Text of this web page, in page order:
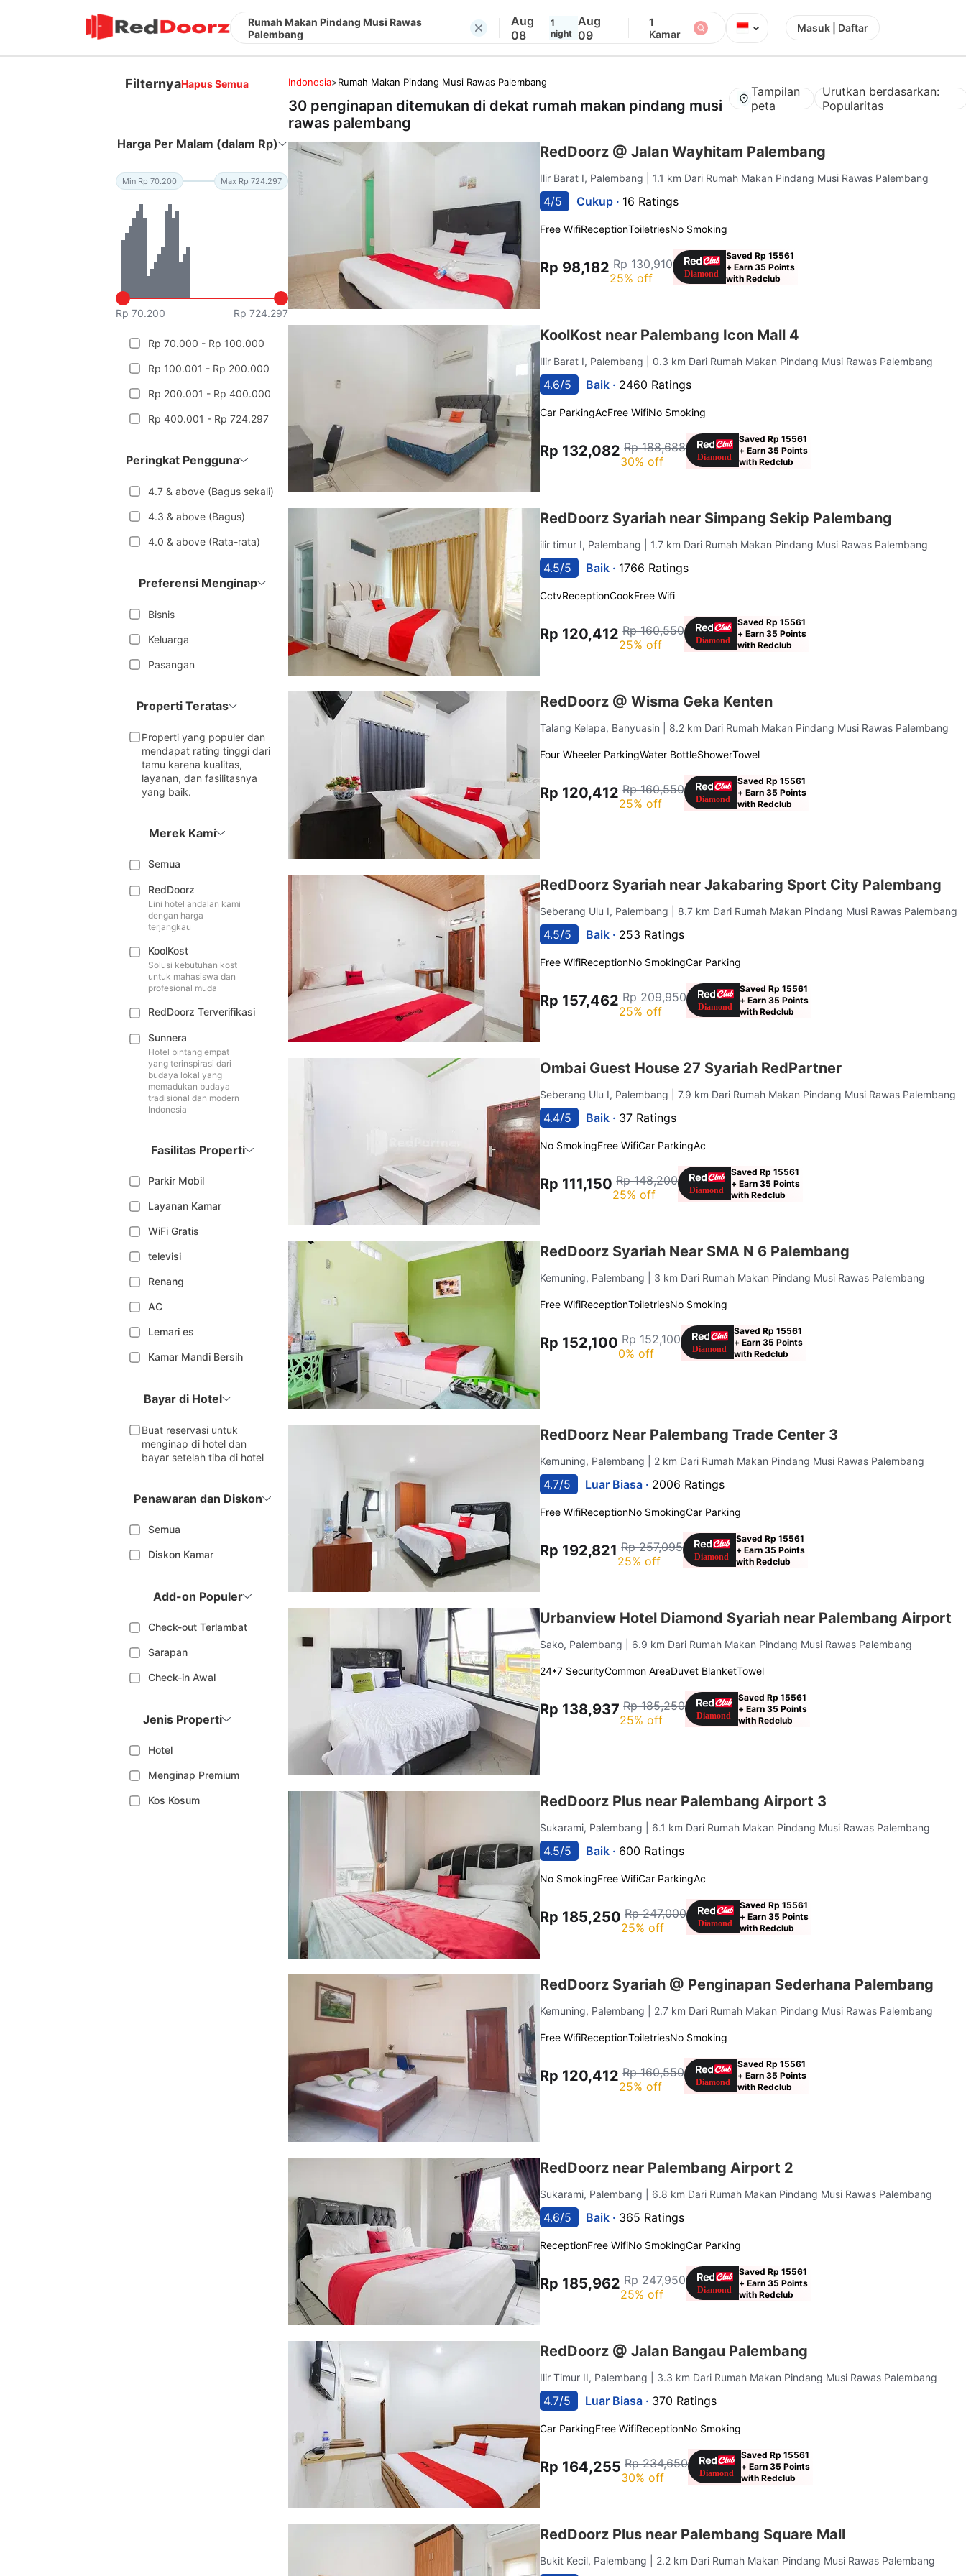
Rumah Makan Pindang Musi Rawas
Palembang
Aug
08
1
night
Aug
09
1
Kamar
⌄ Masuk | Daftar
FilternyaHapus Semua
Harga Per Malam (dalam Rp)
Min Rp 70.200 Max Rp 724.297
Rp 70.200 Rp 724.297
Rp 70.000 - Rp 100.000
Rp 100.001 - Rp 200.000
Rp 200.001 - Rp 400.000
Rp 400.001 - Rp 724.297
Peringkat Pengguna
4.7 & above (Bagus sekali)
4.3 & above (Bagus)
4.0 & above (Rata-rata)
Preferensi Menginap
Bisnis
Keluarga
Pasangan
Properti Teratas
Properti yang populer dan
mendapat rating tinggi dari
tamu karena kualitas,
layanan, dan fasilitasnya
yang baik.
Merek Kami
Semua
RedDoorz
Lini hotel andalan kami
dengan harga
terjangkau
KoolKost
Solusi kebutuhan kost
untuk mahasiswa dan
profesional muda
RedDoorz Terverifikasi
Sunnera
Hotel bintang empat
yang terinspirasi dari
budaya lokal yang
memadukan budaya
tradisional dan modern
Indonesia
Fasilitas Properti
Parkir Mobil
Layanan Kamar
WiFi Gratis
televisi
Renang
AC
Lemari es
Kamar Mandi Bersih
Bayar di Hotel
Buat reservasi untuk
menginap di hotel dan
bayar setelah tiba di hotel
Penawaran dan Diskon
Semua
Diskon Kamar
Add-on Populer
Check-out Terlambat
Sarapan
Check-in Awal
Jenis Properti
Hotel
Menginap Premium
Kos Kosum
Indonesia>Rumah Makan Pindang Musi Rawas Palembang
30 penginapan ditemukan di dekat rumah makan pindang musi
rawas palembang
Tampilan
peta
Urutkan berdasarkan:
Popularitas
RedDoorz @ Jalan Wayhitam Palembang
Ilir Barat I, Palembang | 1.1 km Dari Rumah Makan Pindang Musi Rawas Palembang
4/5 Cukup · 16 Ratings
Free WifiReceptionToiletriesNo Smoking
Rp 98,182 Rp 130,910
25% off
Saved Rp 15561
+ Earn 35 Points
with Redclub
KoolKost near Palembang Icon Mall 4
Ilir Barat I, Palembang | 0.3 km Dari Rumah Makan Pindang Musi Rawas Palembang
4.6/5 Baik · 2460 Ratings
Car ParkingAcFree WifiNo Smoking
Rp 132,082 Rp 188,688
30% off
Saved Rp 15561
+ Earn 35 Points
with Redclub
RedDoorz Syariah near Simpang Sekip Palembang
ilir timur I, Palembang | 1.7 km Dari Rumah Makan Pindang Musi Rawas Palembang
4.5/5 Baik · 1766 Ratings
CctvReceptionCookFree Wifi
Rp 120,412 Rp 160,550
25% off
Saved Rp 15561
+ Earn 35 Points
with Redclub
RedDoorz @ Wisma Geka Kenten
Talang Kelapa, Banyuasin | 8.2 km Dari Rumah Makan Pindang Musi Rawas Palembang
Four Wheeler ParkingWater BottleShowerTowel
Rp 120,412 Rp 160,550
25% off
Saved Rp 15561
+ Earn 35 Points
with Redclub
RedDoorz Syariah near Jakabaring Sport City Palembang
Seberang Ulu I, Palembang | 8.7 km Dari Rumah Makan Pindang Musi Rawas Palembang
4.5/5 Baik · 253 Ratings
Free WifiReceptionNo SmokingCar Parking
Rp 157,462 Rp 209,950
25% off
Saved Rp 15561
+ Earn 35 Points
with Redclub
Ombai Guest House 27 Syariah RedPartner
Seberang Ulu I, Palembang | 7.9 km Dari Rumah Makan Pindang Musi Rawas Palembang
4.4/5 Baik · 37 Ratings
No SmokingFree WifiCar ParkingAc
Rp 111,150 Rp 148,200
25% off
Saved Rp 15561
+ Earn 35 Points
with Redclub
RedDoorz Syariah Near SMA N 6 Palembang
Kemuning, Palembang | 3 km Dari Rumah Makan Pindang Musi Rawas Palembang
Free WifiReceptionToiletriesNo Smoking
Rp 152,100 Rp 152,100
0% off
Saved Rp 15561
+ Earn 35 Points
with Redclub
RedDoorz Near Palembang Trade Center 3
Kemuning, Palembang | 2 km Dari Rumah Makan Pindang Musi Rawas Palembang
4.7/5 Luar Biasa · 2006 Ratings
Free WifiReceptionNo SmokingCar Parking
Rp 192,821 Rp 257,095
25% off
Saved Rp 15561
+ Earn 35 Points
with Redclub
Urbanview Hotel Diamond Syariah near Palembang Airport
Sako, Palembang | 6.9 km Dari Rumah Makan Pindang Musi Rawas Palembang
24*7 SecurityCommon AreaDuvet BlanketTowel
Rp 138,937 Rp 185,250
25% off
Saved Rp 15561
+ Earn 35 Points
with Redclub
RedDoorz Plus near Palembang Airport 3
Sukarami, Palembang | 6.1 km Dari Rumah Makan Pindang Musi Rawas Palembang
4.5/5 Baik · 600 Ratings
No SmokingFree WifiCar ParkingAc
Rp 185,250 Rp 247,000
25% off
Saved Rp 15561
+ Earn 35 Points
with Redclub
RedDoorz Syariah @ Penginapan Sederhana Palembang
Kemuning, Palembang | 2.7 km Dari Rumah Makan Pindang Musi Rawas Palembang
Free WifiReceptionToiletriesNo Smoking
Rp 120,412 Rp 160,550
25% off
Saved Rp 15561
+ Earn 35 Points
with Redclub
RedDoorz near Palembang Airport 2
Sukarami, Palembang | 6.8 km Dari Rumah Makan Pindang Musi Rawas Palembang
4.6/5 Baik · 365 Ratings
ReceptionFree WifiNo SmokingCar Parking
Rp 185,962 Rp 247,950
25% off
Saved Rp 15561
+ Earn 35 Points
with Redclub
RedDoorz @ Jalan Bangau Palembang
Ilir Timur II, Palembang | 3.3 km Dari Rumah Makan Pindang Musi Rawas Palembang
4.7/5 Luar Biasa · 370 Ratings
Car ParkingFree WifiReceptionNo Smoking
Rp 164,255 Rp 234,650
30% off
Saved Rp 15561
+ Earn 35 Points
with Redclub
RedDoorz Plus near Palembang Square Mall
Bukit Kecil, Palembang | 2.2 km Dari Rumah Makan Pindang Musi Rawas Palembang